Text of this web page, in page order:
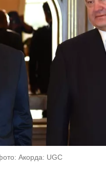
Акорда: UGC